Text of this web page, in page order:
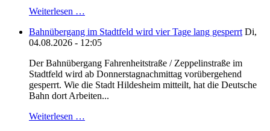
Weiterlesen …
Bahnübergang im Stadtfeld wird vier Tage lang gesperrt Di,
04.08.2026 - 12:05
Der Bahnübergang Fahrenheitstraße / Zeppelinstraße im
Stadtfeld wird ab Donnerstagnachmittag vorübergehend
gesperrt. Wie die Stadt Hildesheim mitteilt, hat die Deutsche
Bahn dort Arbeiten...
Weiterlesen …